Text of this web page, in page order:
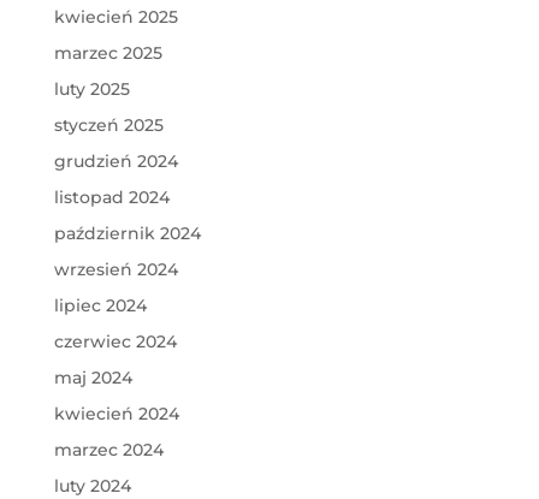
kwiecień 2025
marzec 2025
luty 2025
styczeń 2025
grudzień 2024
listopad 2024
październik 2024
wrzesień 2024
lipiec 2024
czerwiec 2024
maj 2024
kwiecień 2024
marzec 2024
luty 2024